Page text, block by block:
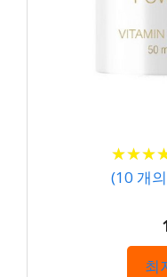
★★★
★★★
(10 개
최